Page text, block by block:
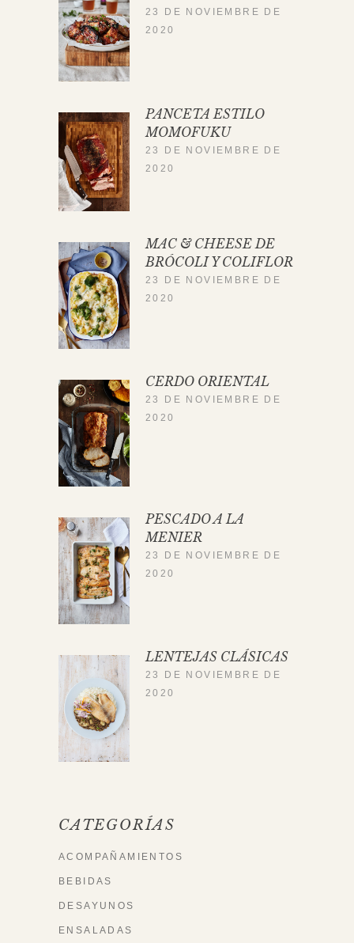
23 DE NOVIEMBRE DE
2020
PANCETA ESTILO
MOMOFUKU
23 DE NOVIEMBRE DE
2020
MAC & CHEESE DE
BRÓCOLI Y COLIFLOR
23 DE NOVIEMBRE DE
2020
CERDO ORIENTAL
23 DE NOVIEMBRE DE
2020
PESCADO A LA
MENIER
23 DE NOVIEMBRE DE
2020
LENTEJAS CLÁSICAS
23 DE NOVIEMBRE DE
2020
CATEGORÍAS
ACOMPAÑAMIENTOS
BEBIDAS
DESAYUNOS
ENSALADAS